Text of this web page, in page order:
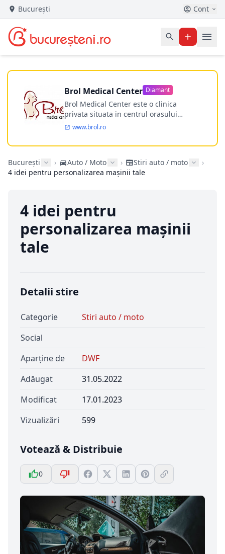
București Cont
Brol Medical Center Diamant
Brol Medical Center este o clinica
privata situata in centrul orasului
Timisoara avand o experienta de
Incepand din anul 2009 clinica isi
ultramodern.
www.brol.ro
București › Auto / Moto › Stiri auto / moto
›
4 idei pentru personalizarea maşinii tale
4 idei pentru
personalizarea maşinii
tale
Detalii stire
Categorie
Stiri auto / moto
Social
Aparține de
DWF
Adăugat
31.05.2022
Modificat
17.01.2023
Vizualizări
599
Votează & Distribuie
0